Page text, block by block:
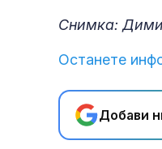
Снимка:
Останете
Добави